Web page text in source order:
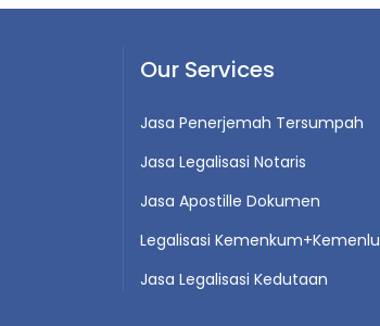
Our Services
Jasa Penerjemah Tersumpah
Jasa Legalisasi Notaris
Jasa Apostille Dokumen
Legalisasi Kemenkum+Kemenlu
Jasa Legalisasi Kedutaan